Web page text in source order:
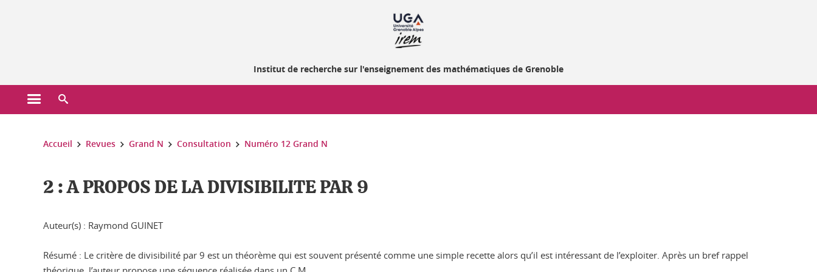
Institut de recherche sur l'enseignement des mathématiques de Grenoble
Ouvrir le menu principal
Vous êtes ici :
Accueil Revues Grand N Consultation Numéro 12 Grand N
2 : A PROPOS DE LA DIVISIBILITE PAR 9
Auteur(s) : Raymond GUINET
Résumé : Le critère de divisibilité par 9 est un théorème qui est souvent présenté comme une simple recette alors qu’il est intéressant de l’exploiter. Après un bref rappel